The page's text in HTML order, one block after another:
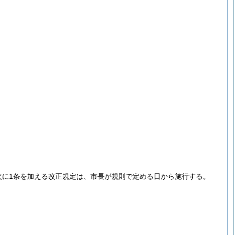
1条を加える改正規定は、市長が規則で定める日から施行する。